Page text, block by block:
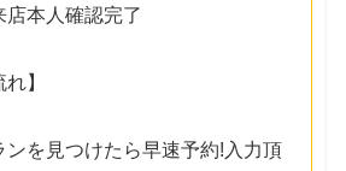
店本人確認完了
】
ンを見つけたら早速予約!入力頂